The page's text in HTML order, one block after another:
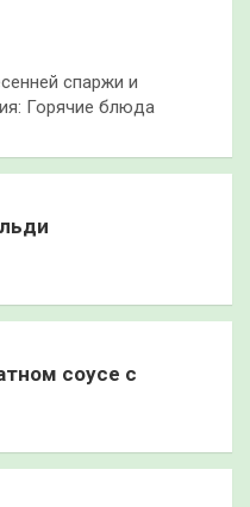
спаржи и
Горячие блюда
соусе с